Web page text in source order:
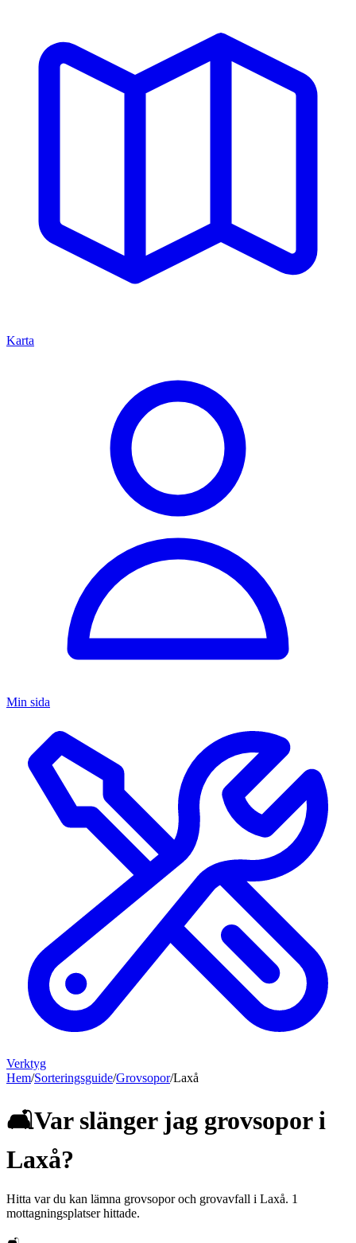
Karta
Min sida
Verktyg
Hem/Sorteringsguide/Grovsopor/Laxå
🛋️Var slänger jag grovsopori
Laxå?
Hitta var du kan lämna grovsopor och grovavfall i Laxå. 1
mottagningsplatser hittade.